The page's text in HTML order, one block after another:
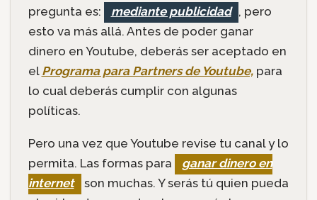
pregunta es: mediante publicidad , pero
esto va más allá. Antes de poder ganar
dinero en Youtube, deberás ser aceptado en
el Programa para Partners de Youtube,para
lo cual deberás cumplir con algunas
políticas.
Pero una vez que Youtube revise tu canal y lo
permita. Las formas para
ganar dinero en
internet
son muchas. Y serás tú quien pueda